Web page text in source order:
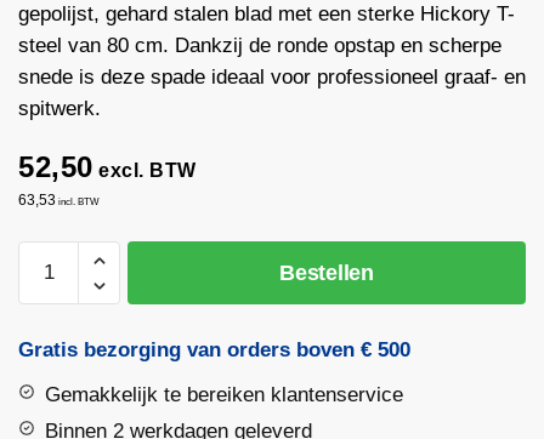
gepolijst, gehard stalen blad met een sterke Hickory T-
steel van 80 cm. Dankzij de ronde opstap en scherpe
snede is deze spade ideaal voor professioneel graaf- en
spitwerk.
52,50 excl. BTW
63,53 incl. BTW
Zwanenhalsspade
Atlas
met
T-
steel
Bestellen
Gratis bezorging van orders boven € 500
Gemakkelijk te bereiken klantenservice
Binnen 2 werkdagen geleverd